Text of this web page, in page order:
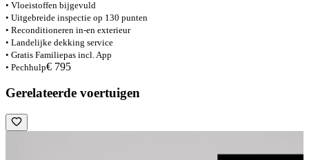
• Vloeistoffen bijgevuld
• Uitgebreide inspectie op 130 punten
• Reconditioneren in-en exterieur
• Landelijke dekking service
• Gratis Familiepas incl. App
• Pechhulp€ 795
Gerelateerde voertuigen